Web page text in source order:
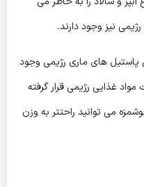
نیز وجود دارند.
های ماری رژیمی وجود
غذایی رژیمی قرار گرفته
می توانید راحتتر به وزن